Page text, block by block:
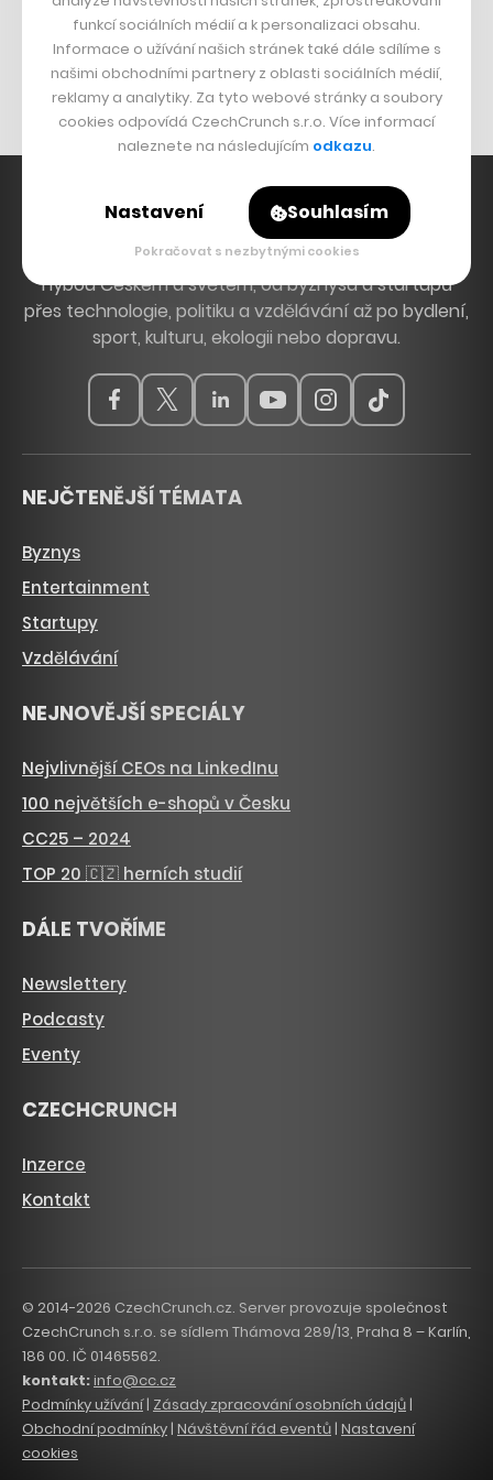
Bomma není tichá
Originální hodinky
Nábytek z betonu
Hlavní zdroj inspirace. Věnujeme se tématům, která
hýbou Českem a světem, od byznysu a startupů
přes technologie, politiku a vzdělávání až po bydlení,
sport, kulturu, ekologii nebo dopravu.
NEJČTENĚJŠÍ TÉMATA
Byznys
Entertainment
Startupy
Vzdělávání
NEJNOVĚJŠÍ SPECIÁLY
Nejvlivnější CEOs na LinkedInu
100 největších e-shopů v Česku
CC25 – 2024
TOP 20 🇨🇿 herních studií
DÁLE TVOŘÍME
Newslettery
Podcasty
Eventy
CZECHCRUNCH
Inzerce
Kontakt
© 2014-2026 CzechCrunch.cz. Server provozuje společnost
CzechCrunch s.r.o. se sídlem Thámova 289/13, Praha 8 – Karlín,
186 00. IČ 01465562.
kontakt:info@cc.cz
Podmínky užívání| Zásady zpracování osobních údajů |
Obchodní podmínky | Návštěvní řád eventů | Nastavení
cookies
funkcí sociálních médií a k personalizaci obsahu.
Informace o užívání našich stránek také dále sdílíme s
našimi obchodními partnery z oblasti sociálních médií,
reklamy a analytiky. Za tyto webové stránky a soubory
cookies odpovídá CzechCrunch s.r.o. Více informací
naleznete na následujícím odkazu.
Nastavení Souhlasím
Pokračovat s nezbytnými cookies